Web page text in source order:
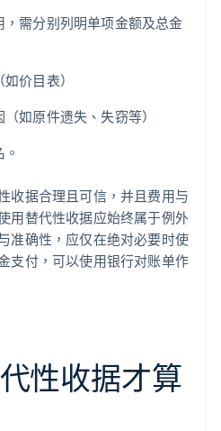
需分别列明单项金额及总金
价目表）
如原件遗失、失窃等）
收据合理且可信，并且费用与
用替代性收据应始终属于例外
准确性，应仅在绝对必要时使
支付，可以使用银行对账单作
性收据才算